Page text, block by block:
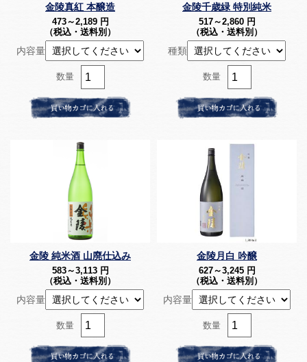
金陵真紅 本醸造
473～2,189 円
（税込・送料別）
内容量
数量
金陵千歳緑 特別純米
517～2,860 円
（税込・送料別）
種類
数量
金陵 純米酒 山廃仕込み
583～3,113 円
（税込・送料別）
内容量
数量
金陵月白 吟醸
627～3,245 円
（税込・送料別）
内容量
数量